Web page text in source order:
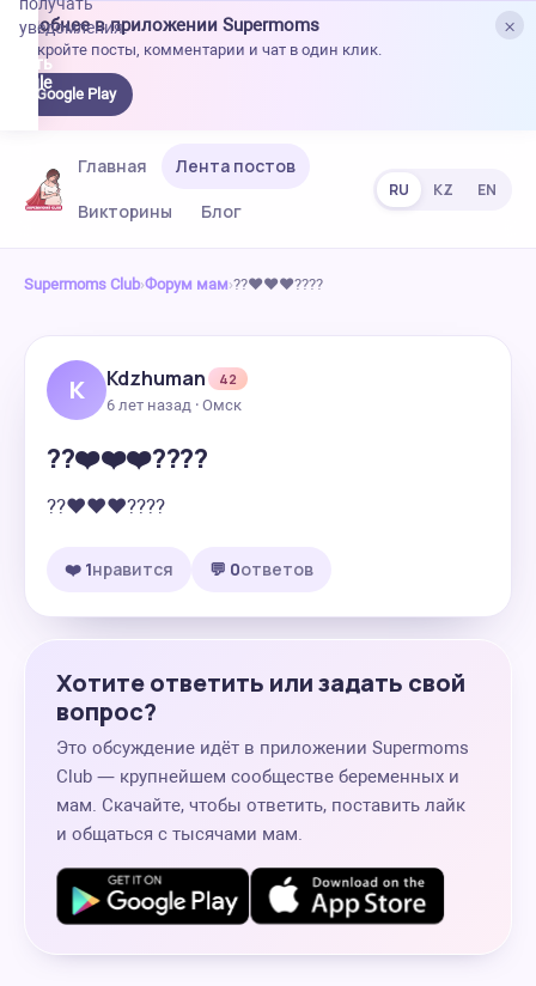
×
Удобнее в приложении Supermoms
Откройте посты, комментарии и чат в один клик.
Google Play
уведомления.
Главная
Лента постов
Викторины
Блог
RU KZ EN
Supermoms Club›Форум мам›??❤️❤️❤️????
K Kdzhuman
42
6 лет назад · Омск
??❤️❤️❤️????
??❤️❤️❤️????
❤️ 1нравится 💬 0ответов
Хотите ответить или задать свой
вопрос?
Это обсуждение идёт в приложении Supermoms
Club — крупнейшем сообществе беременных и
мам. Скачайте, чтобы ответить, поставить лайк
и общаться с тысячами мам.